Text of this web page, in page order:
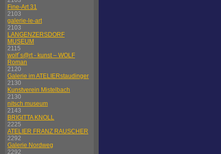
Fine-Art 31
2103
galerie-le-art
2103
LANGENZERSDORF
MUSEUM
2115
wolf´s@rt - kunst – WOLF
Roman
2120
Galerie im ATELIERstaudinger
2130
Kunstverein Mistelbach
2130
nitsch museum
2143
BRIGITTA KNOLL
2225
ATELIER FRANZ RAUSCHER
2292
Galerie Nordweg
2292